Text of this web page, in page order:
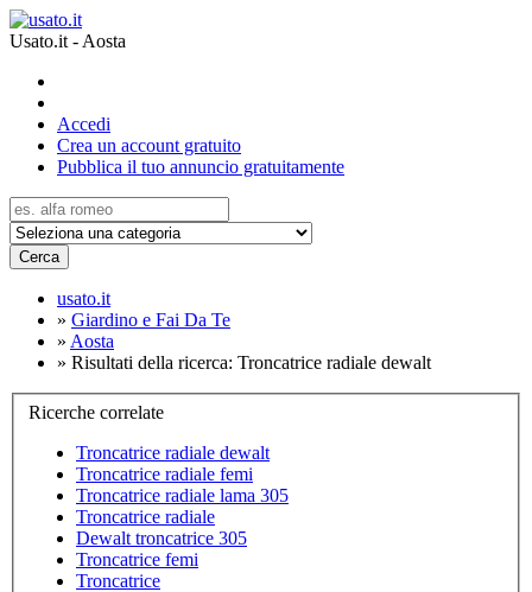
Usato.it - Aosta
Accedi
Crea un account gratuito
Pubblica il tuo annuncio gratuitamente
Cerca
usato.it
» Giardino e Fai Da Te
» Aosta
» Risultati della ricerca: Troncatrice radiale dewalt
Ricerche correlate
Troncatrice radiale dewalt
Troncatrice radiale femi
Troncatrice radiale lama 305
Troncatrice radiale
Dewalt troncatrice 305
Troncatrice femi
Troncatrice